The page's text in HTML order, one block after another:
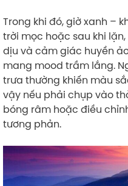
Trong khi đó, giờ xanh –
trời mọc hoặc sau khi
dịu và cảm giác huyền
mang mood trầm lắng.
trưa thường khiến màu
vậy nếu phải chụp vào
bóng râm hoặc điều
tương phản.